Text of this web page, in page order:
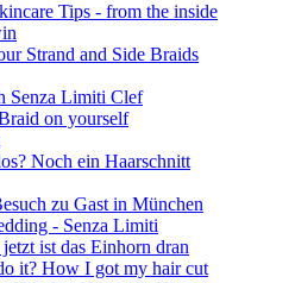
Tips - from the inside
Strand and Side Braids
Senza Limiti Clef
on yourself
Noch ein Haarschnitt
zu Gast in München
- Senza Limiti
ist das Einhorn dran
it? How I got my hair cut